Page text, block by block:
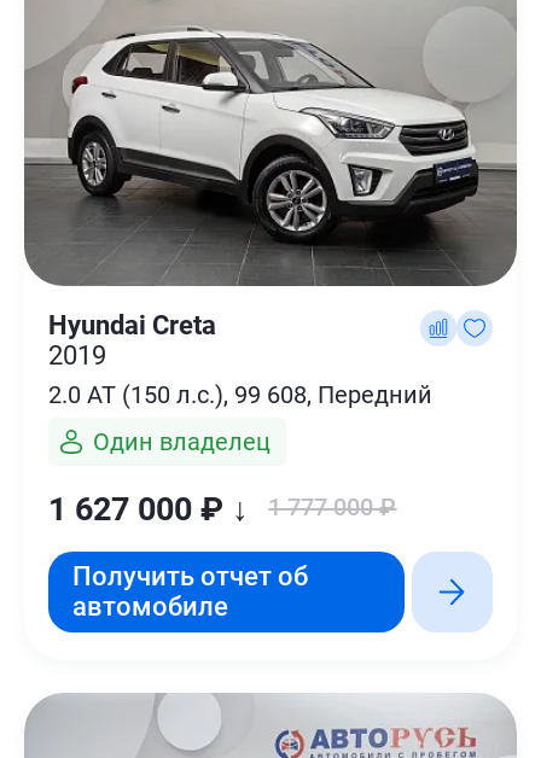
Hyundai Creta
2019
2.0 AT (150 л.с.), 99 608, Передний
Один владелец
1 627 000 ₽ ↓ 1 777 000 ₽
Получить отчет об
автомобиле